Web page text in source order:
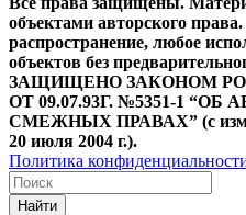
объектами авторского
распространение, любое
объектов без
ЗАЩИЩЕНО ЗАКОНОМ
ОТ 09.07.93Г. №5351-1
СМЕЖНЫХ ПРАВАХ” (с
20 июля 2004 г.).
Политика
Найти